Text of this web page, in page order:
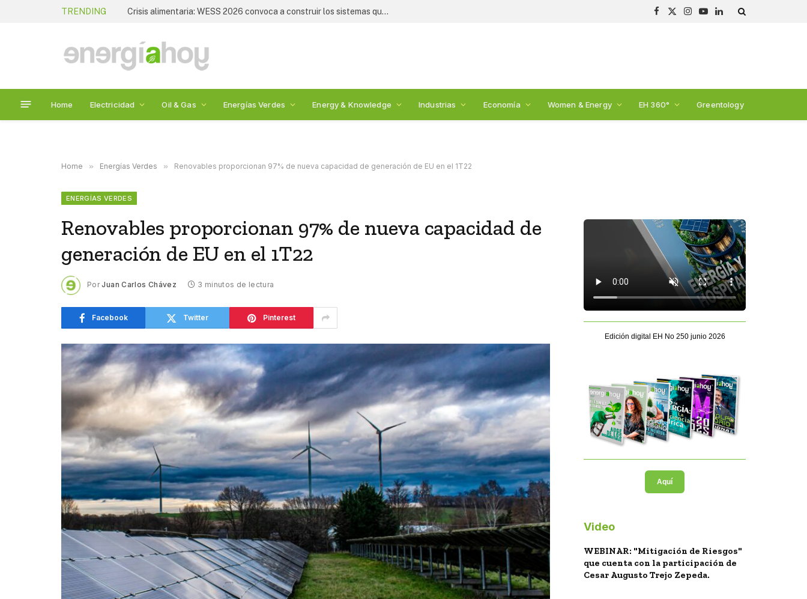
TRENDING Crisis alimentaria: WESS 2026 convoca a construir los sistemas que alimentarán al mundo
Facebook
X
Instagram
YouTubeLinkedIn
Home Electricidad Oil & Gas Energías Verdes Energy & Knowledge Industrias Economía Women & Energy EH 360° Greentology
Home » Energías Verdes » Renovables proporcionan 97% de nueva capacidad de generación de EU en el 1T22
ENERGÍAS VERDES
Renovables proporcionan 97% de nueva capacidad de
generación de EU en el 1T22
Por Juan Carlos Chávez 3 minutos de lectura
Facebook Twitter Pinterest
Edición digital EH No 250 junio 2026
Aquí
Video
WEBINAR: "Mitigación de Riesgos"
que cuenta con la participación de
Cesar Augusto Trejo Zepeda.